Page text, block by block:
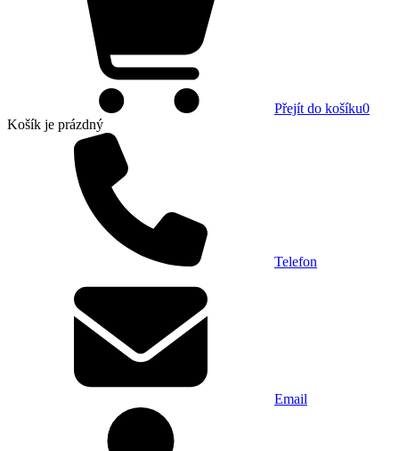
Přejít do košíku0
Košík je prázdný
Telefon
Email